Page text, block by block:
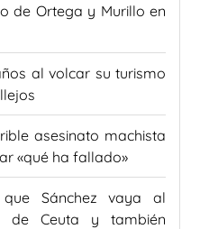
de Ortega y Murillo en
al volcar su turismo
asesinato machista
«qué ha fallado»
Sánchez vaya al
de Ceuta y también